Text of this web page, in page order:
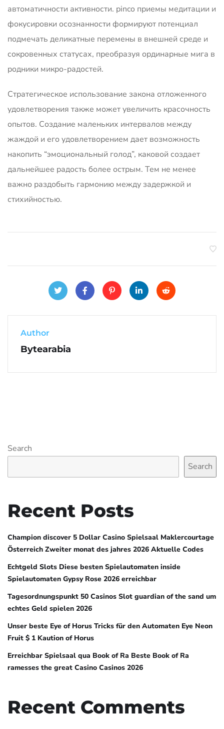
автоматичности активности. pinco приемы медитации и
фокусировки осознанности формируют потенциал
подмечать деликатные перемены в внешней среде и
сокровенных статусах, преобразуя ординарные мига в
родники микро-радостей.
Стратегическое использование закона отложенного
удовлетворения также может увеличить красочность
опытов. Создание маленьких интервалов между
жаждой и его удовлетворением дает возможность
накопить “эмоциональный голод”, каковой создает
дальнейшее радость более острым. Тем не менее
важно раздобыть гармонию между задержкой и
стихийностью.
Author
Bytearabia
Search
Search
Recent Posts
Champion discover 5 Dollar Casino Spielsaal Maklercourtage
Österreich Zweiter monat des jahres 2026 Aktuelle Codes
Echtgeld Slots Diese besten Spielautomaten inside
Spielautomaten Gypsy Rose 2026 erreichbar
Tagesordnungspunkt 50 Casinos Slot guardian of the sand um
echtes Geld spielen 2026
Unser beste Eye of Horus Tricks für den Automaten Eye Neon
Fruit $ 1 Kaution of Horus
Erreichbar Spielsaal qua Book of Ra Beste Book of Ra
ramesses the great Casino Casinos 2026
Recent Comments